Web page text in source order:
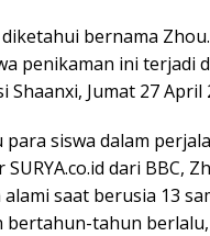
bernama
penikaman ini terjadi
Shaanxi, Jumat 27 April
para siswa dalam
SURYA.co.id dari BBC,
alami saat berusia 13
bertahun-tahun